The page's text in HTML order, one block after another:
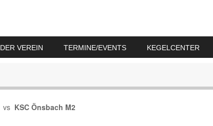
DER VEREIN TERMINE/EVENTS KEGELCENTER
vs KSC Önsbach M2